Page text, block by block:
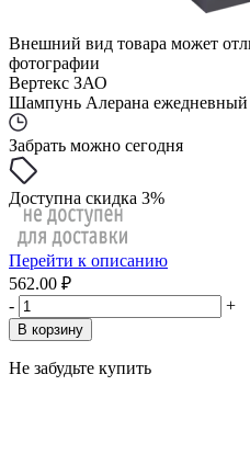
Внешний вид товара может
фотографии
Вертекс ЗАО
Шампунь Алерана ежедневный
Забрать можно сегодня
Доступна скидка 3%
Перейти к описанию
562.00 ₽
-
+
В корзину
Не забудьте купить